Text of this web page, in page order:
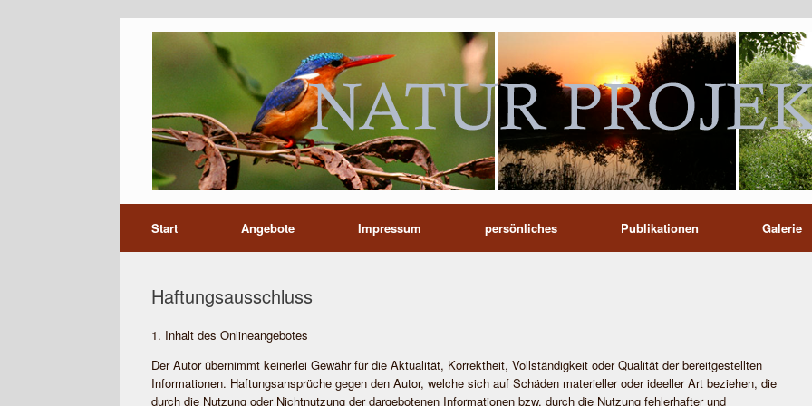
Start Angebote Impressum persönliches Publikationen Galerie
Haftungsausschluss
1. Inhalt des Onlineangebotes
Der Autor übernimmt keinerlei Gewähr für die Aktualität, Korrektheit, Vollständigkeit oder Qualität der bereitgestellten
Informationen. Haftungsansprüche gegen den Autor, welche sich auf Schäden materieller oder ideeller Art beziehen, die
durch die Nutzung oder Nichtnutzung der dargebotenen Informationen bzw. durch die Nutzung fehlerhafter und